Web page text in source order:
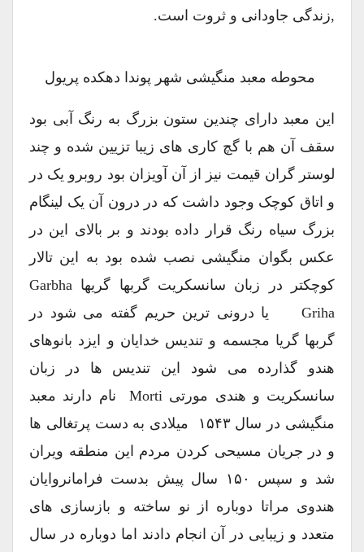
,زندگی جاودانی و ثروت است.
محوطه معبد منگیشی شهر پوندا دهکده پریول
این معبد دارای چندین ستون بزرگ به رنگ آبی بود
سقف آن هم با گچ کاری های زیبا تزیین شده و چند
لوستر گران قیمت نیز از آن آویزان بود روبرو یک در
و اتاق کوچک وجود داشت که در درون آن یک لینگام
بزرگ سیاه رنگ قرار داده بودند و بر بالای این در
عکس بگوان منگیشی نصب شده بود به این تالار
کوچکتر در زبان سانسکریت گربها گریها Garbha
Griha یا درونی ترین حریم گفته می شود در
گربها گریا مجسمه و تندیس خدایان و ایزد بانوهای
هندو گذارده می شود این تندیس ها در زبان
سانسکریت و هندی مورتی Morti نام دارند معبد
منگیشی در سال ۱۵۴۳ میلادی به دست پرتغالی ها
و در جریان مسیحی کردن مردم این منطقه ویران
شد و سپس ۱۵۰ سال پیش بدست فرامانروایان
هندوی مراتا دوباره از نو ساخته و بازسازی های
متعدد و زیبایی در آن انجام دادند اما دوباره در سال